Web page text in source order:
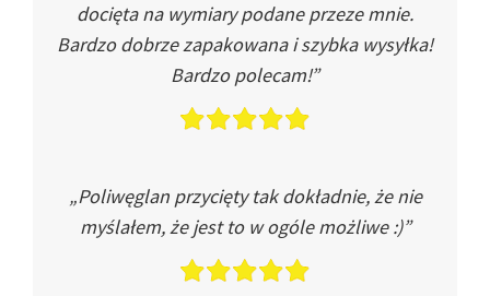
docięta na wymiary podane przeze mnie.
Bardzo dobrze zapakowana i szybka wysyłka!
Bardzo polecam!”
„Poliwęglan przycięty tak dokładnie, że nie
myślałem, że jest to w ogóle możliwe :)”